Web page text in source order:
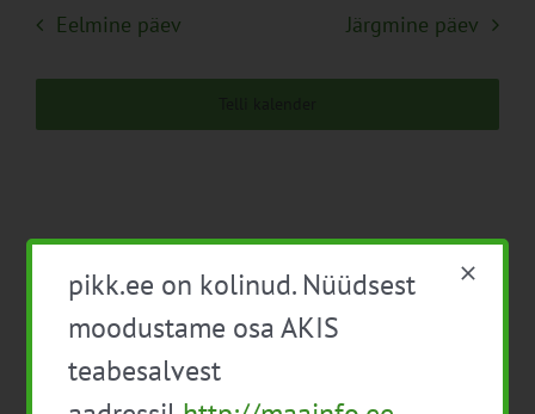
Eelmine päev Järgmine päev
pikk.ee on kolinud. Nüüdsest
moodustame osa AKIS
teabesalvest